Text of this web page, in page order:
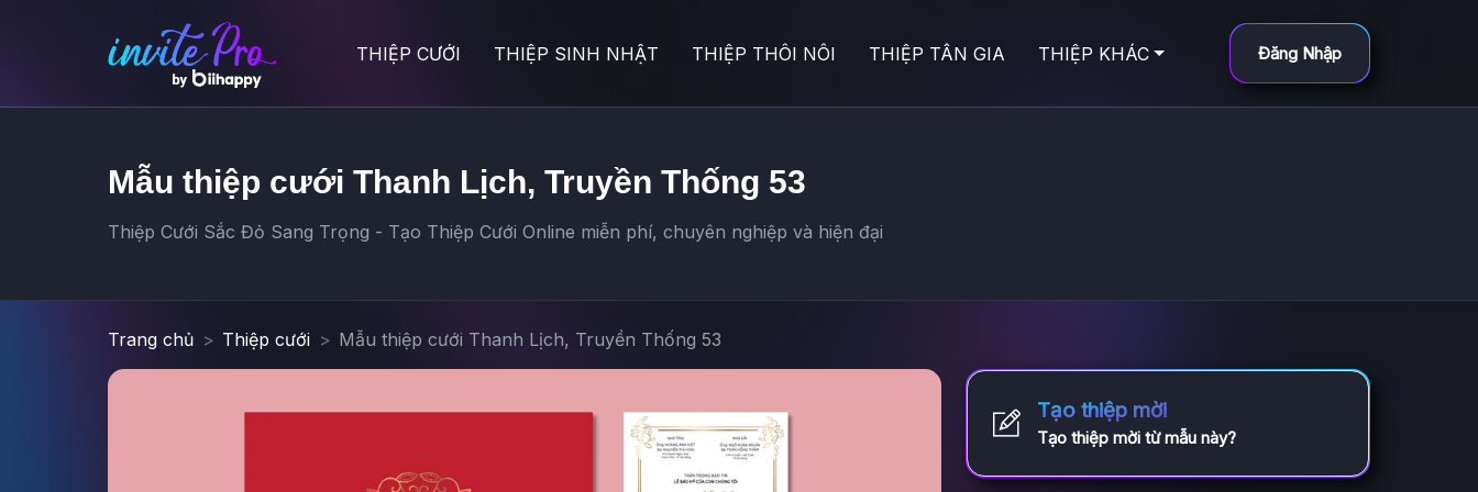
THIỆP CƯỚI THIỆP SINH NHẬT THIỆP THÔI NÔI THIỆP TÂN GIA THIỆP KHÁC Đăng Nhập
Mẫu thiệp cưới Thanh Lịch, Truyền Thống 53
Thiệp Cưới Sắc Đỏ Sang Trọng - Tạo Thiệp Cưới Online miễn phí, chuyên nghiệp và hiện đại
Trang chủ Thiệp cưới Mẫu thiệp cưới Thanh Lịch, Truyền Thống 53
Tạo thiệp mời
Tạo thiệp mời từ mẫu này?